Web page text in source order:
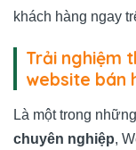
khách hàng ngay
Trải nghiệm
website bán
Là một trong
chuyên nghiệp,